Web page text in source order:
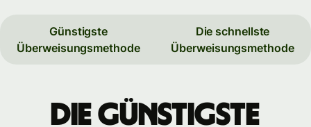
Günstigste
Überweisungsmethode
Die schnellste
Überweisungsmethode
Die günstigste